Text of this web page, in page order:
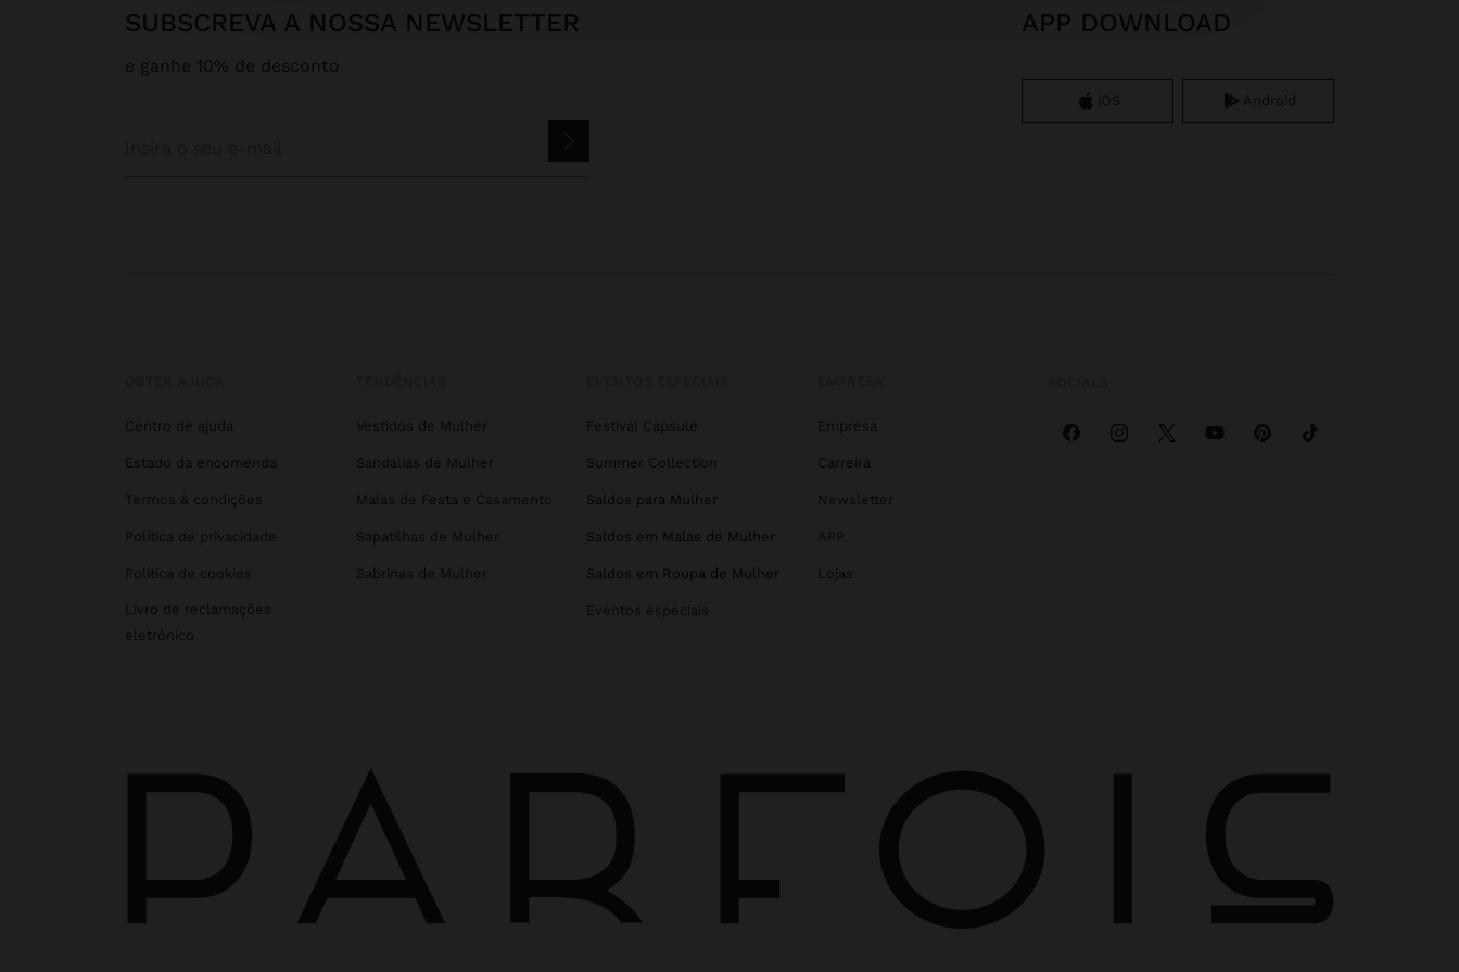
SUBSCREVA A NOSSA NEWSLETTER
e ganhe 10% de desconto
APP DOWNLOAD
iOS Android
Centro de ajuda
Estado da encomenda
Termos & condições
Política de privacidade
Política de cookies
Livro de reclamações
eletrónico
Vestidos de Mulher
Sandálias de Mulher
Malas de Festa e Casamento
Sapatilhas de Mulher
Sabrinas de Mulher
Festival Capsule
Summer Collection
Saldos para Mulher
Saldos em Malas de Mulher
Saldos em Roupa de Mulher
Eventos especiais
Empresa
Carreira
Newsletter
APP
Lojas